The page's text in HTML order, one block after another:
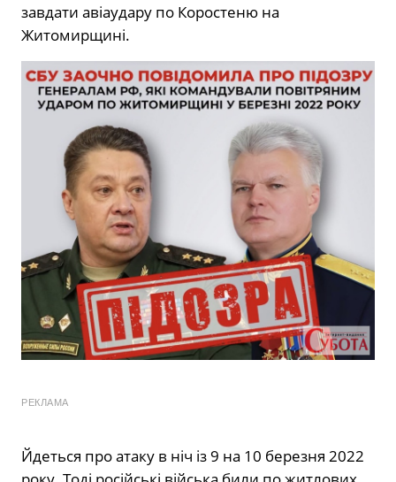
завдати авіаудару по Коростеню на
Житомирщині.
РЕКЛАМА
Йдеться про атаку в ніч із 9 на 10 березня 2022